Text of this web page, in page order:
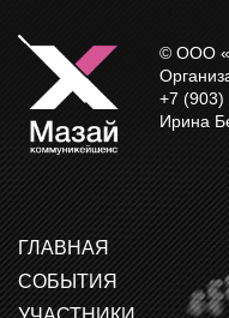
© ООО
+7 (903)
Ирина
ГЛАВНАЯ
СОБЫТИЯ